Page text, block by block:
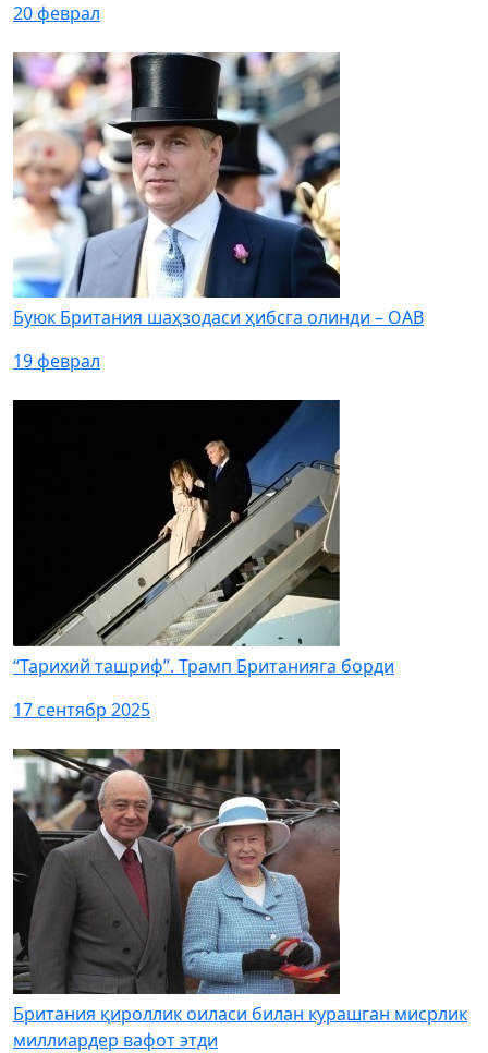
20 феврал
Буюк Британия шаҳзодаси ҳибсга олинди – ОАВ
19 феврал
“Тарихий ташриф”. Трамп Британияга борди
17 сентябр 2025
Британия қироллик оиласи билан курашган мисрлик
миллиардер вафот этди